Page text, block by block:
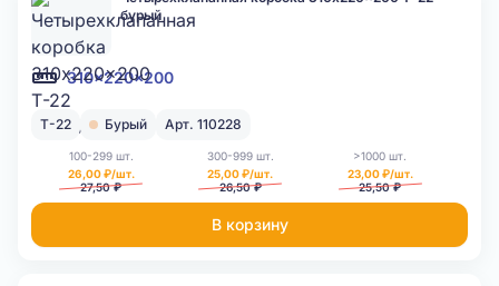
310x220x200
бурый
Т-22 Бурый Арт. 110228
100-299 шт.
26,00 ₽/шт.
27,50 ₽
300-999 шт.
25,00 ₽/шт.
26,50 ₽
>1000 шт.
23,00 ₽/шт.
25,50 ₽
В корзину